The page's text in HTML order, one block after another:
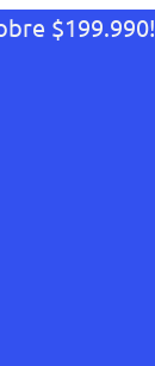
$199.990!